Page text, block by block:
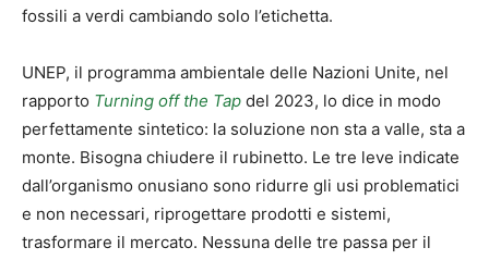
fossili a verdi cambiando solo l’etichetta.
UNEP, il programma ambientale delle Nazioni Unite, nel
rapporto Turning off the Tap del 2023, lo dice in modo
perfettamente sintetico: la soluzione non sta a valle, sta a
monte. Bisogna chiudere il rubinetto. Le tre leve indicate
dall’organismo onusiano sono ridurre gli usi problematici
e non necessari, riprogettare prodotti e sistemi,
trasformare il mercato. Nessuna delle tre passa per il